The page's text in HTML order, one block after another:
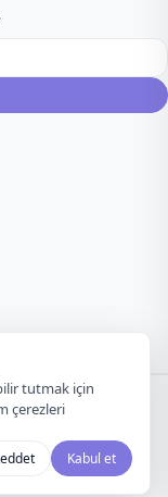
tutmak için
çerezleri
Kabul et